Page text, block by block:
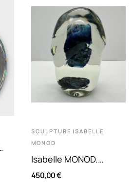
SCULPTURE ISABELLE
MONOD
Isabelle MONOD.
Sculpture En Verre
450,00 €